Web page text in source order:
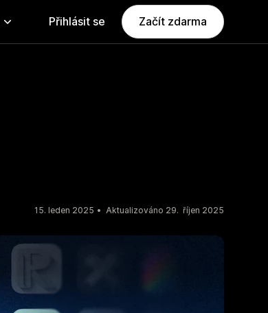
Přihlásit se Začít zdarma
15. leden 2025 Aktualizováno 29. říjen 2025